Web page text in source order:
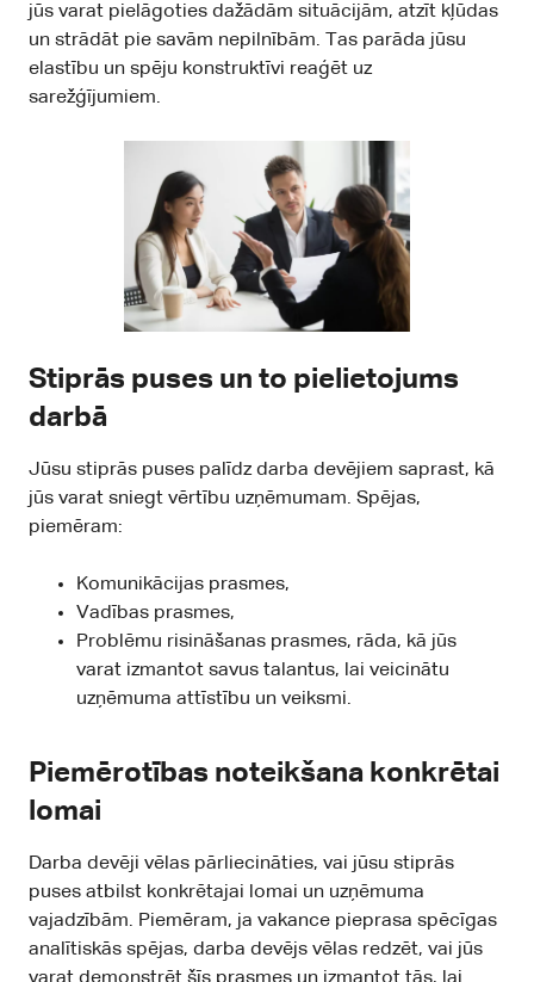
jūs varat pielāgoties dažādām situācijām, atzīt kļūdas
un strādāt pie savām nepilnībām. Tas parāda jūsu
elastību un spēju konstruktīvi reaģēt uz
sarežģījumiem.
Stiprās puses un to pielietojums
darbā
Jūsu stiprās puses palīdz darba devējiem saprast, kā
jūs varat sniegt vērtību uzņēmumam. Spējas,
piemēram:
Komunikācijas prasmes,
Vadības prasmes,
Problēmu risināšanas prasmes, rāda, kā jūs
varat izmantot savus talantus, lai veicinātu
uzņēmuma attīstību un veiksmi.
Piemērotības noteikšana konkrētai
lomai
Darba devēji vēlas pārliecināties, vai jūsu stiprās
puses atbilst konkrētajai lomai un uzņēmuma
vajadzībām. Piemēram, ja vakance pieprasa spēcīgas
analītiskās spējas, darba devējs vēlas redzēt, vai jūs
varat demonstrēt šīs prasmes un izmantot tās, lai